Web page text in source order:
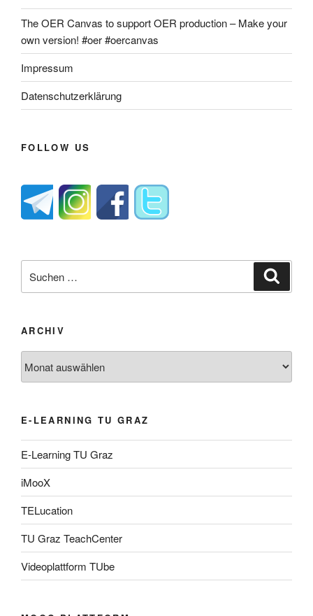
The OER Canvas to support OER production – Make your
own version! #oer #oercanvas
Impressum
Datenschutzerklärung
FOLLOW US
nach:
ARCHIV
E-LEARNING TU GRAZ
E-Learning TU Graz
iMooX
TELucation
TU Graz TeachCenter
Videoplattform TUbe